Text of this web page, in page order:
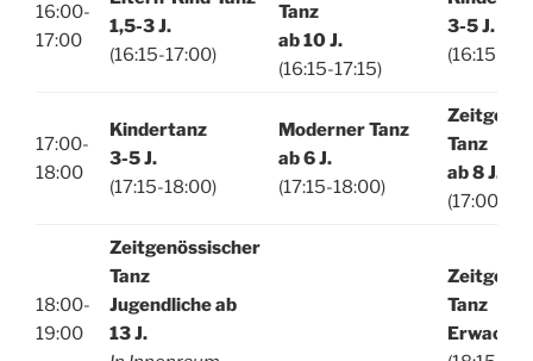
16:00-
17:00
1,5-3 J.
(16:15-17:00)
Tanz
ab 10 J.
(16:15-17:15)
3-5 J.
(16:15-
17:00-
18:00
Kindertanz
3-5 J.
(17:15-18:00)
Moderner Tanz
ab 6 J.
(17:15-18:00)
Z
Tanz
ab 8 J.
(17:00-
18:00-
19:00
Zeitgenössischer
Tanz
Jugendlicheab
13 J.
Z
Tanz